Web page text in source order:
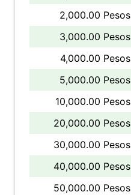
2,000.00 Pesos
3,000.00 Pesos
4,000.00 Pesos
5,000.00 Pesos
10,000.00 Pesos
20,000.00 Pesos
30,000.00 Pesos
40,000.00 Pesos
50,000.00 Pesos